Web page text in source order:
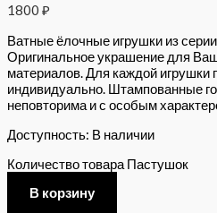
1800 ₽
Ватные ёлочные игрушки из
Оригинальное украшение для
материалов. Для каждой игрушки
индивидуально. Штампованные
неповторима и с особым
Доступность: В наличии
Количество товара Пастушок
В корзину